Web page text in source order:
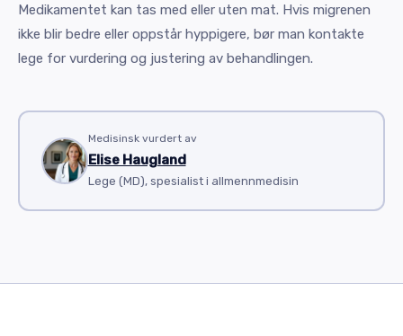
Medikamentet kan tas med eller uten mat. Hvis migrenen
ikke blir bedre eller oppstår hyppigere, bør man kontakte
lege for vurdering og justering av behandlingen.
Medisinsk vurdert av
Elise Haugland
Lege (MD), spesialist i allmennmedisin